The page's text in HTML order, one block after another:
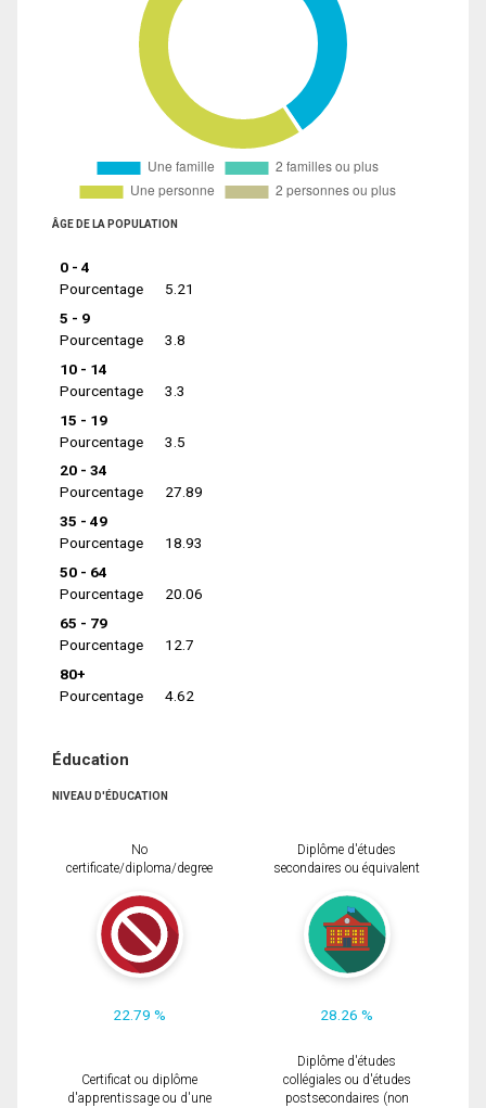
ÂGE DE LA POPULATION
0 - 4
Pourcentage
5.21
5 - 9
Pourcentage
3.8
10 - 14
Pourcentage
3.3
15 - 19
Pourcentage
3.5
20 - 34
Pourcentage
27.89
35 - 49
Pourcentage
18.93
50 - 64
Pourcentage
20.06
65 - 79
Pourcentage
12.7
80+
Pourcentage
4.62
Éducation
NIVEAU D'ÉDUCATION
No
certificate/diploma/degree
22.79 %
Diplôme d'études
secondaires ou équivalent
28.26 %
Certificat ou diplôme
d'apprentissage ou d'une
Diplôme d'études
collégiales ou d'études
postsecondaires (non